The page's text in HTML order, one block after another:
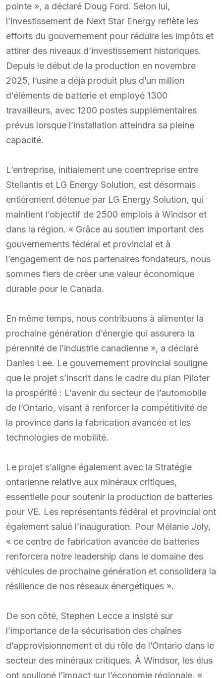
pointe », a déclaré Doug Ford. Selon lui,
l’investissement de Next Star Energy reflète les
efforts du gouvernement pour réduire les impôts et
attirer des niveaux d’investissement historiques.
Depuis le début de la production en novembre
2025, l’usine a déjà produit plus d’un million
d’éléments de batterie et employé 1300
travailleurs, avec 1200 postes supplémentaires
prévus lorsque l’installation atteindra sa pleine
capacité.
L’entreprise, initialement une coentreprise entre
Stellantis et LG Energy Solution, est désormais
entièrement détenue par LG Energy Solution, qui
maintient l’objectif de 2500 emplois à Windsor et
dans la région. « Grâce au soutien important des
gouvernements fédéral et provincial et à
l’engagement de nos partenaires fondateurs, nous
sommes fiers de créer une valeur économique
durable pour le Canada.
En même temps, nous contribuons à alimenter la
prochaine génération d’énergie qui assurera la
pérennité de l’industrie canadienne », a déclaré
Danies Lee. Le gouvernement provincial souligne
que le projet s’inscrit dans le cadre du plan Piloter
la prospérité : L’avenir du secteur de l’automobile
de l’Ontario, visant à renforcer la compétitivité de
la province dans la fabrication avancée et les
technologies de mobilité.
Le projet s’aligne également avec la Stratégie
ontarienne relative aux minéraux critiques,
essentielle pour soutenir la production de batteries
pour VE. Les représentants fédéral et provincial ont
également salué l’inauguration. Pour Mélanie Joly,
« ce centre de fabrication avancée de batteries
renforcera notre leadership dans le domaine des
véhicules de prochaine génération et consolidera la
résilience de nos réseaux énergétiques ».
De son côté, Stephen Lecce a insisté sur
l’importance de la sécurisation des chaînes
d’approvisionnement et du rôle de l’Ontario dans le
secteur des minéraux critiques. À Windsor, les élus
ont souligné l’impact sur l’économie régionale. «